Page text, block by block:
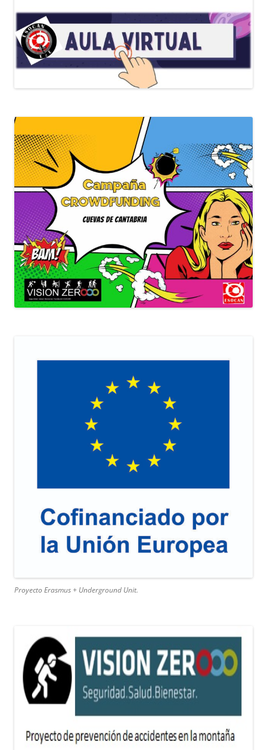
Proyecto Erasmus + Underground Unit.